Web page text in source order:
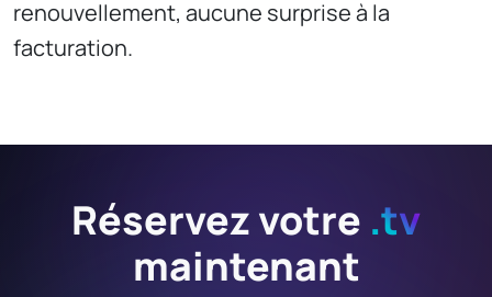
renouvellement, aucune surprise à la
facturation.
Réservez votre .tv
maintenant